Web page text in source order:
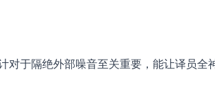
对于隔绝外部噪音至关重要，能让译员全